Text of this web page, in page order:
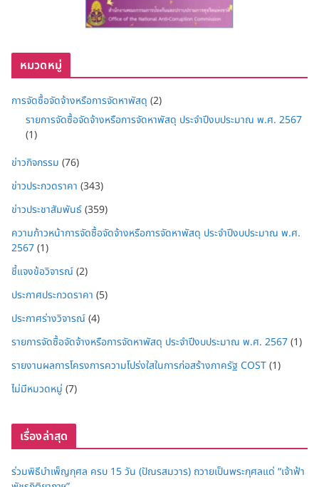
หมวดหมู่
การจัดซื้อจัดจ้างหรือการจัดหาพัสดุ (2)
รายการจัดซื้อจัดจ้างหรือการจัดหาพัสดุ ประจำปีงบประมาณ พ.ศ. 2567
(1)
ข่าวกิจกรรม (76)
ข่าวประกวดราคา (343)
ข่าวประชาสัมพันธ์(359)
ความก้าวหน้าการจัดซื้อจัดจ้างหรือการจัดหาพัสดุ ประจำปีงบประมาณ พ.ศ.
2567(1)
ชี้แจงข้อวิจารณ์(2)
ประกาศประกวดราคา (5)
ประกาศร่างวิจารณ์(4)
รายการจัดซื้อจัดจ้างหรือการจัดหาพัสดุ ประจำปีงบประมาณ พ.ศ. 2567(1)
รายงานผลการโครงการความโปร่งใสในการก่อสร้างภาครัฐ COST(1)
ไม่มีหมวดหมู่ (7)
เรื่องล่าสุด
ร่วมพิธีบำเพ็ญกุศล ครบ 15 วัน (ปัณรสมวาร) ถวายเป็นพระกุศลแด่ “เจ้าฟ้า